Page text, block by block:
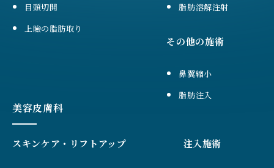
目頭切開
上瞼の脂肪取り
脂肪溶解注射
その他の施術
鼻翼縮小
脂肪注入
美容皮膚科
スキンケア・リフトアップ 注入施術